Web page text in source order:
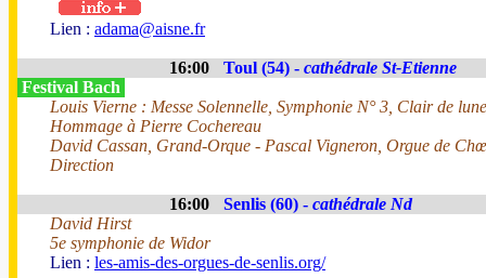
Lien : adama@aisne.fr
16:00 Toul (54) - cathédrale St-Etienne
Festival Bach
Louis Vierne : Messe Solennelle, Symphonie N° 3, Clair de
Hommage à Pierre Cochereau
David Cassan, Grand-Orque - Pascal Vigneron, Orgue de
Direction
16:00 Senlis (60) - cathédrale Nd
David Hirst
5e symphonie de Widor
Lien : les-amis-des-orgues-de-senlis.org/